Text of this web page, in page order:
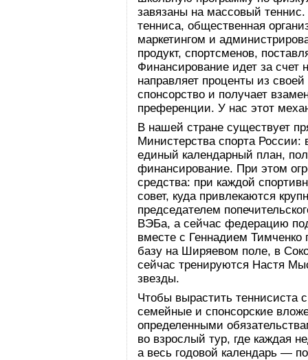
завязаны на массовый
тенниса, общественная
маркетингом и
продукт, спортсменов,
Финансирование идет за счет
направляет проценты из
спонсорство и получает
преференции. У нас этот
В нашей стране существует
Министерства спорта
единый календарный план,
финансирование. При этом
средства: при каждой
совет, куда привлекаются
председателем
ВЭБа, а сейчас федерацию
вместе с Геннадием
базу на Ширяевом поле, в
сейчас тренируются Настя
звезды.
Чтобы вырастить теннисиста
семейные и спонсорские
определенными
во взрослый тур, где каждая
а весь годовой календарь —